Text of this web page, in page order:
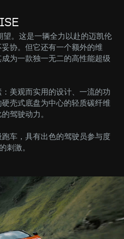
望。这是一辆全力以赴的迈凯伦
协。但它还有一个额外的维
为一款独一无二的高性能超级
美观而实用的设计、一流的功
壳式底盘为中心的轻质碳纤维
驾驶动力。
车，具有出色的驾驶员参与度
刺激。